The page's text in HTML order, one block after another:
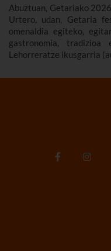
Abuztuan, Getariako
Urtero, udan, Getaria
omenaldia egiteko,
gastronomia,
Lehorreratze ikusgarria